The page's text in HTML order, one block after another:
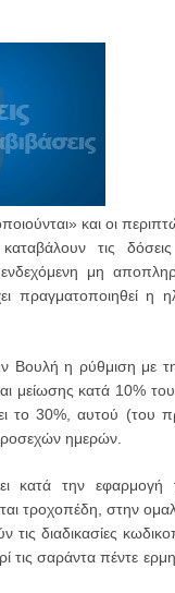
και οι
τις
μη
πραγματοποιηθεί η
Βουλή η ρύθμιση με
μείωσης κατά 10%
το 30%, αυτού (του
ημερών.
την εφαρμογή
τροχοπέδη, στην
διαδικασίες
σαράντα πέντε